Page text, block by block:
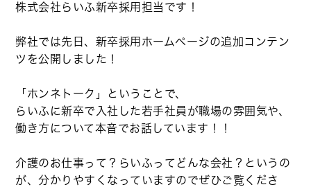
株式会社らいふ新卒採用担当です！
弊社では先日、新卒採用ホームページの追加コンテン
ツを公開しました！
「ホンネトーク」ということで、
らいふに新卒で入社した若手社員が職場の雰囲気や、
働き方について本音でお話しています！！
介護のお仕事って？らいふってどんな会社？というの
が、分かりやすくなっていますのでぜひご覧くださ